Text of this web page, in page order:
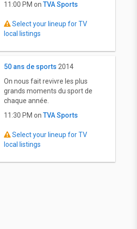
11:00 PM on TVA Sports
Select your lineup for TV
local listings
50 ans de sports 2014
On nous fait revivre les plus
grands moments du sport de
chaque année.
11:30 PM on TVA Sports
Select your lineup for TV
local listings